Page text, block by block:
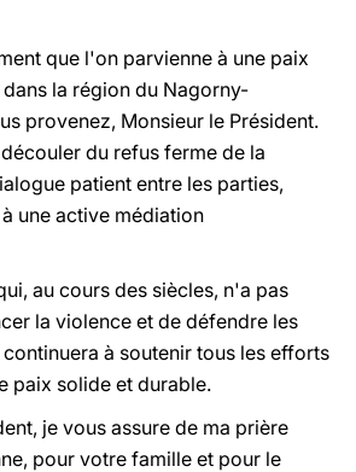
que l'on parvienne à une paix
la région du Nagorny-
provenez, Monsieur le Président.
du refus ferme de la
patient entre les parties,
une active médiation
au cours des siècles, n'a pas
la violence et de défendre les
à soutenir tous les efforts
paix solide et durable.
je vous assure de ma prière
pour votre famille et pour le